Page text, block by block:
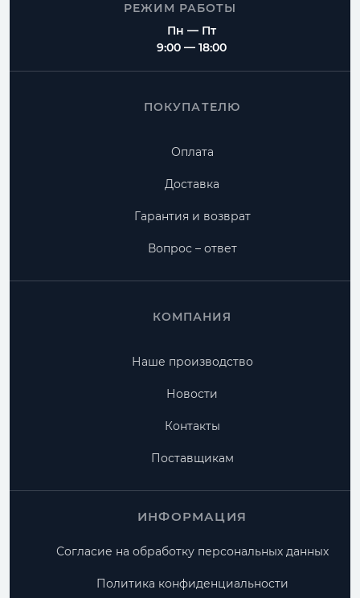
РЕЖИМ РАБОТЫ
Пн — Пт
9:00 — 18:00
ПОКУПАТЕЛЮ
Оплата
Доставка
Гарантия и возврат
Вопрос – ответ
КОМПАНИЯ
Наше производство
Новости
Контакты
Поставщикам
ИНФОРМАЦИЯ
Согласие на обработку персональных данных
Политика конфиденциальности